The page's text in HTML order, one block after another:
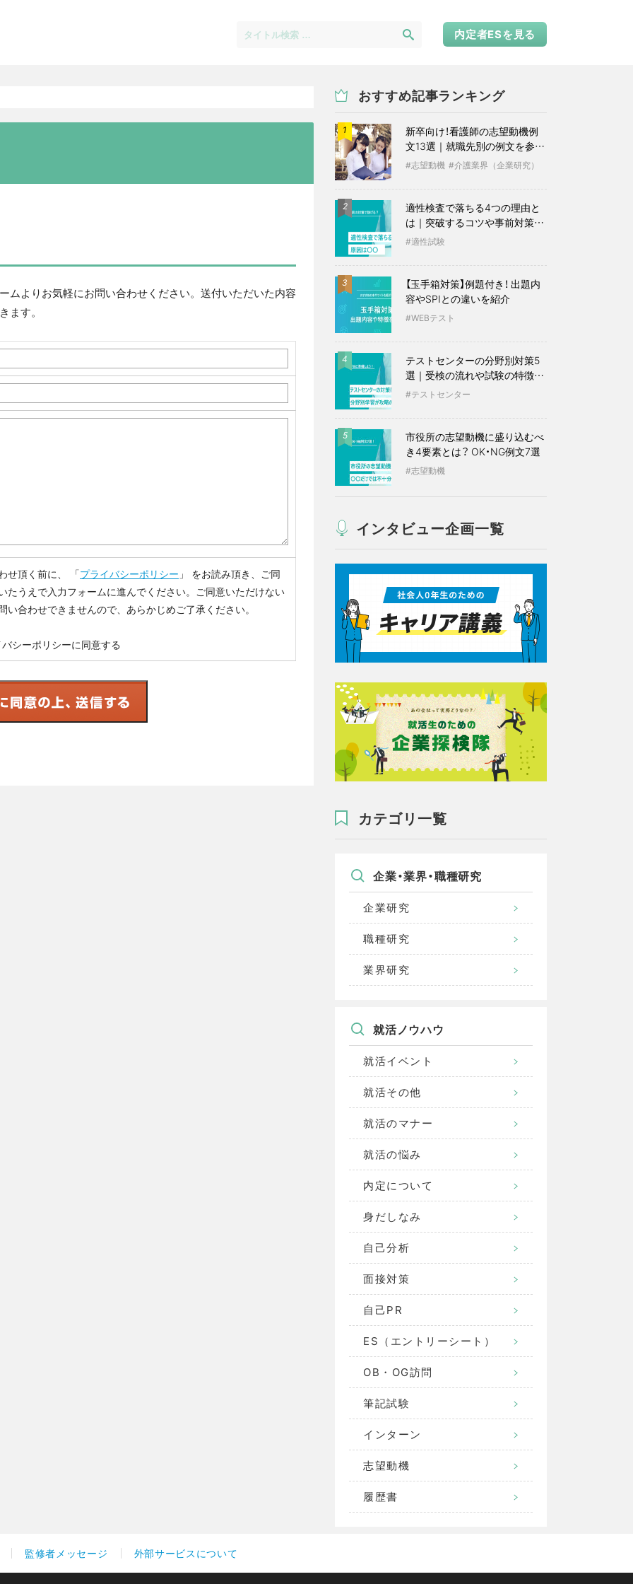
内定者ESを見る
ムよりお気軽にお問い合わせください。送付いただいた内容
ます。
せ頂く前に、 「プライバシーポリシー 」 をお読み頂き、ご同
たうえで入力フォームに進んでください。ご同意いただけない
い合わせできませんので、あらかじめご了承ください。
シーポリシーに同意する
おすすめ記事ランキング
1
新卒向け！看護師の志望動機例
文13選｜就職先別の例文を参考
に志望動機 介護業界（企業研究）
2
適性検査で落ちる4つの理由と
は｜突破するコツや事前対策も
紹介
適性試験
3
【玉手箱対策】例題付き！ 出題内
容やSPIとの違いを紹介
WEBテスト
4
テストセンターの分野別対策5
選｜受検の流れや試験の特徴も
紹介
テストセンター
5
市役所の志望動機に盛り込むべ
き4要素とは？ OK・NG例文7選
志望動機
インタビュー企画一覧
カテゴリ一覧
企業・業界・職種研究
企業研究
職種研究
業界研究
就活ノウハウ
就活イベント
就活その他
就活のマナー
就活の悩み
内定について
身だしなみ
自己分析
面接対策
自己PR
ES（エントリーシート）
OB・OG訪問
筆記試験
インターン
志望動機
履歴書
監修者メッセージ 外部サービスについて